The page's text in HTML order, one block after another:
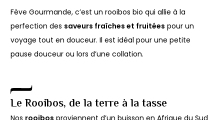
Fève Gourmande, c’est un rooibos bio qui allie à la
perfection des saveurs fraîches et fruitées pour un
voyage tout en douceur. Il est idéal pour une petite
pause douceur ou lors d’une collation.
Le Rooibos, de la terre à la tasse
Nos rooibos proviennent d’un buisson en Afrique du Sud